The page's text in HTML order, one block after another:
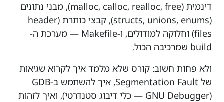
דינמית (malloc, calloc, realloc, free), מבני נתונים
(structs, unions, enums), קבצי כותרת (header
files) וחלוקה למודולים, ו-Makefile — מערכת ה-
build שמרכיבה הכול.
ולא פחות חשוב: קורס שלא מלמד איך לקרוא שגיאות
של Segmentation Fault, איך להשתמש ב-GDB
(GNU Debugger — כלי דיבוג סטנדרטי), ואיך לזהות